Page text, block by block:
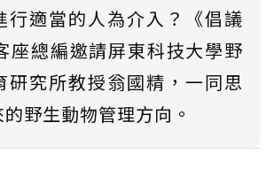
行適當的人為介入？《倡議
座總編邀請屏東科技大學野
研究所教授翁國精，一同思
野生動物管理方向。